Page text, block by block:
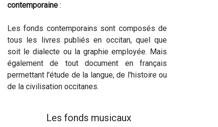
contemporaine :
Les fonds contemporains sont composés de
tous les livres publiés en occitan, quel que
soit le dialecte ou la graphie employée. Mais
également de tout document en français
permettant l'étude de la langue, de l'histoire ou
de la civilisation occitanes.
Les fonds musicaux